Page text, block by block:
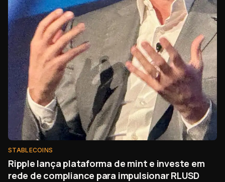
STABLECOINS
Ripple lança plataforma de mint e investe em
rede de compliance para impulsionar RLUSD